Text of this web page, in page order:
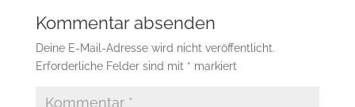
Kommentar absenden
Deine E-Mail-Adresse wird nicht veröffentlicht.
Erforderliche Felder sind mit * markiert